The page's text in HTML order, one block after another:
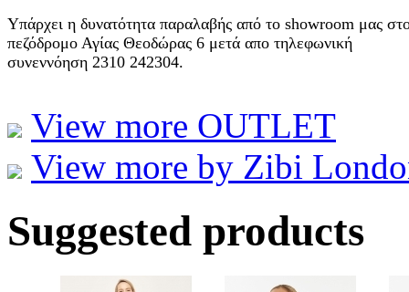
Υπάρχει η δυνατότητα παραλαβής από το showroom μας
πεζόδρομο Αγίας Θεοδώρας 6 μετά απο τηλεφωνική
συνεννόηση 2310 242304.
View more OUTLET
View more by Zibi
Suggested products